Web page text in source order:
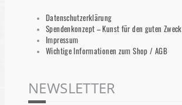
Datenschutzerklärung
Spendenkonzept – Kunst für den guten Zweck
Impressum
Wichtige Informationen zum Shop / AGB
NEWSLETTER